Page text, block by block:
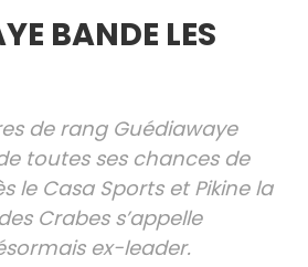
BANDE LES
de rang Guédiawaye
toutes ses chances de
le Casa Sports et Pikine la
Crabes s’appelle
ex-leader.